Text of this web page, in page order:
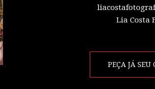
Lia Costa
PEÇA JÁ SEU